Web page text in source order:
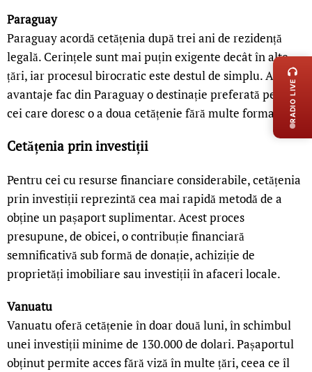
Paraguay
Paraguay acordă cetățenia după trei ani de rezidență
legală. Cerințele sunt mai puțin exigente decât în alte
țări, iar procesul birocratic este destul de simplu. Aceste
avantaje fac din Paraguay o destinație preferată pentru
cei care doresc o a doua cetățenie fără multe formalități.
Cetățenia prin investiții
Pentru cei cu resurse financiare considerabile, cetățenia
prin investiții reprezintă cea mai rapidă metodă de a
obține un pașaport suplimentar. Acest proces
presupune, de obicei, o contribuție financiară
semnificativă sub formă de donație, achiziție de
proprietăți imobiliare sau investiții în afaceri locale.
Vanuatu
Vanuatu oferă cetățenie în doar două luni, în schimbul
unei investiții minime de 130.000 de dolari. Pașaportul
obținut permite acces fără viză în multe țări, ceea ce îl
RADIO LIVE